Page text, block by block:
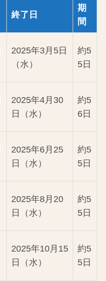
終了日
期
間
2025年3月5日
（水）
約5
5日
2025年4月30
日（水）
約5
6日
2025年6月25
日（水）
約5
5日
2025年8月20
日（水）
約5
5日
2025年10月15
日（水）
約5
5日